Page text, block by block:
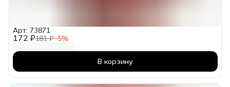
172 ₽181 ₽−5%
Арт: 73871
В корзину